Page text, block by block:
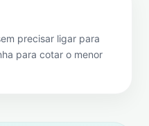
precisar ligar para
para cotar o menor